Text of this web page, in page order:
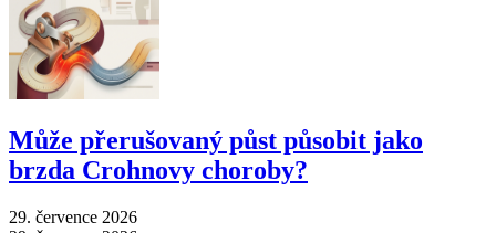
Může přerušovaný půst působit jako
brzda Crohnovy choroby?
29. července 2026